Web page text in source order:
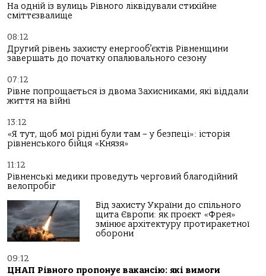
На одній із вулиць Рівного ліквідували стихійне
сміттєзвалище
08:12
Другий рівень захисту енергооб’єктів Рівненщини
завершать до початку опалювального сезону
07:12
Рівне попрощається із двома Захисниками, які віддали
життя на війні
13:12
«Я тут, щоб мої рідні були там – у безпеці»: історія
рівненського бійця «Князя»
11:12
Рівненські медики проведуть черговий благодійний
велопробіг
Від захисту України до спільного
щита Європи: як проєкт «Фрея»
змінює архітектуру протиракетної
оборони
09:12
ЦНАП Рівного пропонує вакансію: які вимоги